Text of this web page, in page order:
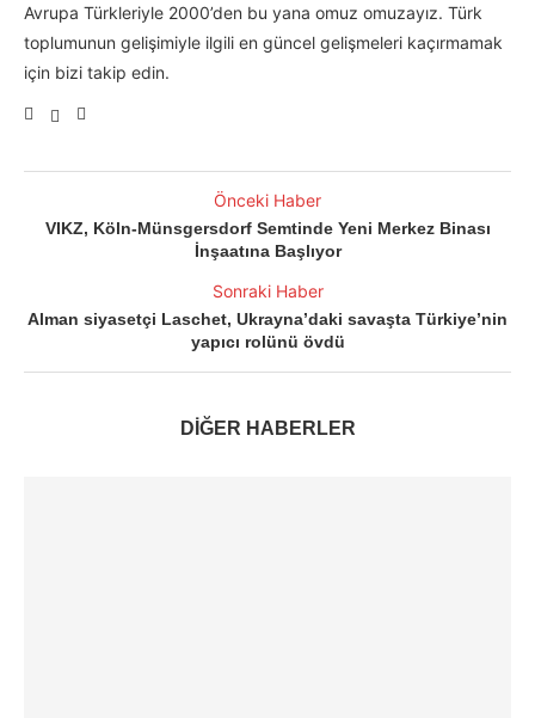
Avrupa Türkleriyle 2000’den bu yana omuz omuzayız. Türk
toplumunun gelişimiyle ilgili en güncel gelişmeleri kaçırmamak
için bizi takip edin.
Önceki Haber
VIKZ, Köln-Münsgersdorf Semtinde Yeni Merkez Binası
İnşaatına Başlıyor
Sonraki Haber
Alman siyasetçi Laschet, Ukrayna’daki savaşta Türkiye’nin
yapıcı rolünü övdü
DİĞER HABERLER